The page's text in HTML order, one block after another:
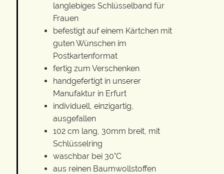
langlebiges Schlüsselband für
Frauen
befestigt auf einem Kärtchen mit
guten Wünschen im
Postkartenformat
fertig zum Verschenken
handgefertigt in unserer
Manufaktur in Erfurt
individuell, einzigartig,
ausgefallen
102 cm lang, 30mm breit, mit
Schlüsselring
waschbar bei 30°C
aus reinen Baumwollstoffen